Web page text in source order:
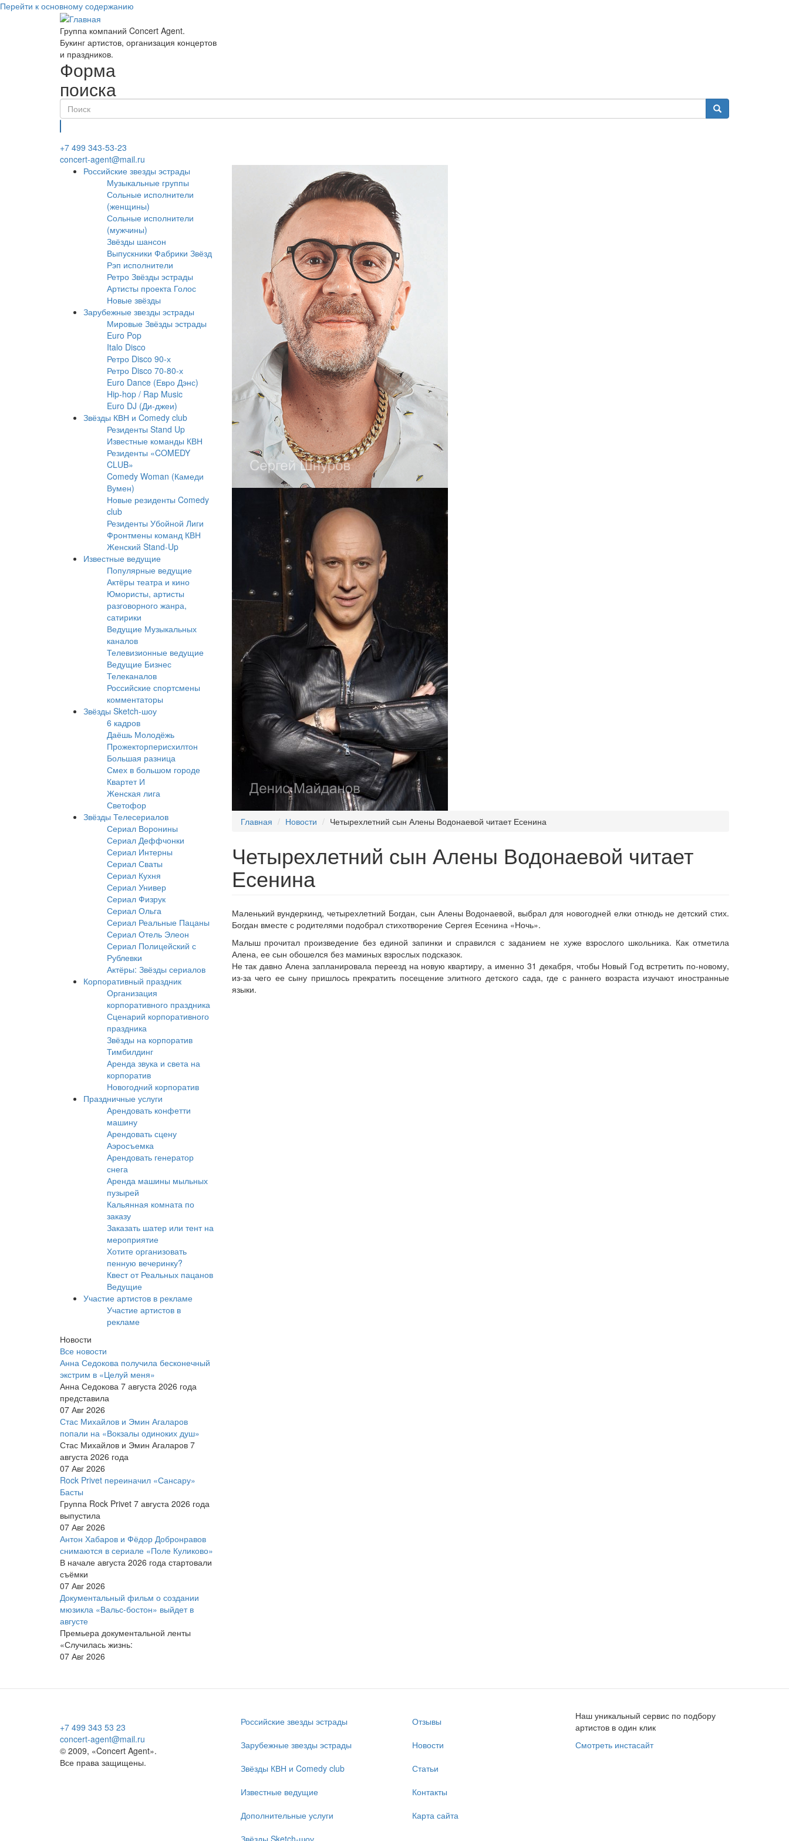
Перейти к основному содержанию
Группа компаний Concert Agent.
Букинг артистов, организация концертов
и праздников.
Форма
поиска
+7 499 343-53-23
concert-agent@mail.ru
Российские звезды эстрады
Музыкальные группы
Сольные исполнители
(женщины)
Сольные исполнители
(мужчины)
Звёзды шансон
Выпускники Фабрики Звёзд
Рэп исполнители
Ретро Звёзды эстрады
Артисты проекта Голос
Новые звёзды
Зарубежные звезды эстрады
Мировые Звёзды эстрады
Euro Pop
Italo Disco
Ретро Disco 90-х
Ретро Disco 70-80-х
Euro Dance (Евро Дэнс)
Hip-hop / Rap Music
Euro DJ (Ди-джеи)
Звёзды КВН и Comedy club
Резиденты Stand Up
Известные команды КВН
Резиденты «COMEDY
CLUB»
Comedy Woman (Камеди
Вумен)
Новые резиденты Comedy
club
Резиденты Убойной Лиги
Фронтмены команд КВН
Женский Stand-Up
Известные ведущие
Популярные ведущие
Актёры театра и кино
Юмористы, артисты
разговорного жанра,
сатирики
Ведущие Музыкальных
каналов
Телевизионные ведущие
Ведущие Бизнес
Телеканалов
Российские спортсмены
комментаторы
Звёзды Sketch-шоу
6 кадров
Даёшь Молодёжь
Прожекторперисхилтон
Большая разница
Смех в большом городе
Квартет И
Женская лига
Светофор
Звёзды Телесериалов
Сериал Воронины
Сериал Деффчонки
Сериал Интерны
Сериал Сваты
Сериал Кухня
Сериал Универ
Сериал Физрук
Сериал Ольга
Сериал Реальные Пацаны
Сериал Отель Элеон
Сериал Полицейский с
Рублевки
Актёры: Звёзды сериалов
Корпоративный праздник
Организация
корпоративного праздника
Сценарий корпоративного
праздника
Звёзды на корпоратив
Тимбилдинг
Аренда звука и света на
корпоратив
Новогодний корпоратив
Праздничные услуги
Арендовать конфетти
машину
Арендовать сцену
Аэросъемка
Арендовать генератор
снега
Аренда машины мыльных
пузырей
Кальянная комната по
заказу
Заказать шатер или тент на
мероприятие
Хотите организовать
пенную вечеринку?
Квест от Реальных пацанов
Ведущие
Участие артистов в рекламе
Участие артистов в
рекламе
Новости
Все новости
Анна Седокова получила бесконечный
экстрим в «Целуй меня»
Анна Седокова 7 августа 2026 года
представила
07 Авг 2026
Стас Михайлов и Эмин Агаларов
попали на «Вокзалы одиноких душ»
Стас Михайлов и Эмин Агаларов 7
августа 2026 года
07 Авг 2026
Rock Privet переиначил «Сансару»
Басты
Группа Rock Privet 7 августа 2026 года
выпустила
07 Авг 2026
Антон Хабаров и Фёдор Добронравов
снимаются в сериале «Поле Куликово»
В начале августа 2026 года стартовали
съёмки
07 Авг 2026
Документальный фильм о создании
мюзикла «Вальс-бостон» выйдет в
августе
Премьера документальной ленты
«Случилась жизнь:
07 Авг 2026
Главная Новости Четырехлетний сын Алены Водонаевой читает Есенина
Четырехлетний сын Алены Водонаевой читает
Есенина
Маленький вундеркинд, четырехлетний Богдан, сын Алены Водонаевой, выбрал для новогодней елки отнюдь не детский стих.
Богдан вместе с родителями подобрал стихотворение Сергея Есенина «Ночь».
Малыш прочитал произведение без единой запинки и справился с заданием не хуже взрослого школьника. Как отметила
Алена, ее сын обошелся без маминых взрослых подсказок.
Не так давно Алена запланировала переезд на новую квартиру, а именно 31 декабря, чтобы Новый Год встретить по-новому,
из-за чего ее сыну пришлось прекратить посещение элитного детского сада, где с раннего возраста изучают иностранные
языки.
+7 499 343 53 23
concert-agent@mail.ru
© 2009, «Concert Agent».
Все права защищены.
Российские звезды эстрады
Зарубежные звезды эстрады
Звёзды КВН и Comedy club
Известные ведущие
Дополнительные услуги
Звёзды Sketch-шоу
Отзывы
Новости
Статьи
Контакты
Карта сайта
Наш уникальный сервис по подбору
артистов в один клик
Смотреть инстасайт